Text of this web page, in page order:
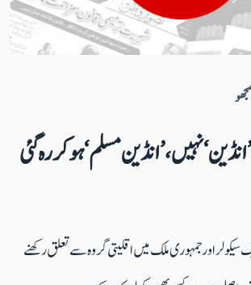
نہیں، ’انڈین مسلم‘ ہوکر رہ گئی
اور جمہوری ملک میں اقلیتی گروہ سے تعلق رکھنے